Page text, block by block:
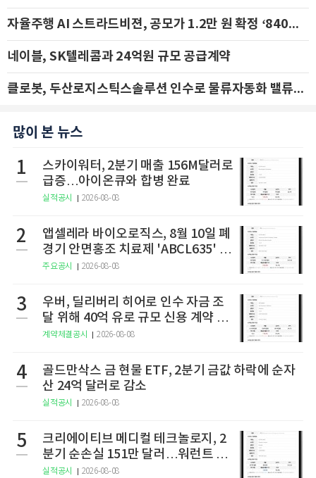
자율주행 AI 스트라드비젼, 공모가 1.2만 원 확정 ‘840억 수혈’
네이블, SK텔레콤과 24억원 규모 공급계약
클로봇, 두산로지스틱스솔루션 인수로 물류자동화 밸류체인 확장 추진 - IBK투자증권
많이 본 뉴스
1
스카이워터, 2분기 매출 156M달러로
급증…아이온큐와 합병 완료
실적공시 2026-08-08
2
앱셀레라 바이오로직스, 8월 10일 폐
경기 안면홍조 치료제 'ABCL635' 임
상 2상 결과 발표
주요공시 2026-08-08
3
우버, 딜리버리 히어로 인수 자금 조
달 위해 40억 유로 규모 신용 계약 체
결
계약체결공시 2026-08-08
4
골드만삭스 금 현물 ETF, 2분기 금값 하락에 순자
산 24억 달러로 감소
실적공시 2026-08-08
5
크리에이티브 메디컬 테크놀로지, 2
분기 순손실 151만 달러…워런트 행
사로 446만 달러 조달
실적공시 2026-08-08